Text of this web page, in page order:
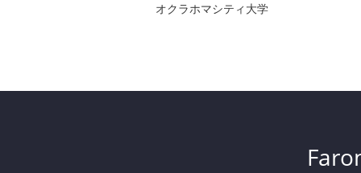
オクラホマシティ大学